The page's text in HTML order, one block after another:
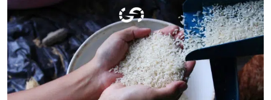
Persiapannya